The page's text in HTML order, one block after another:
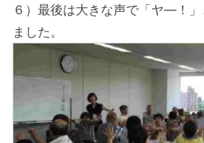
６）最後は大きな声で「ヤ―！
ました。